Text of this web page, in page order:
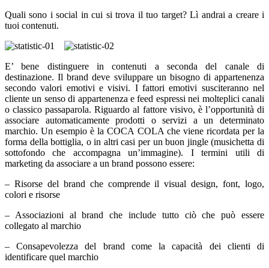
Quali sono i social in cui si trova il tuo target? Lì andrai a creare i
tuoi contenuti.
E’ bene distinguere in contenuti a seconda del canale di
destinazione. Il brand deve sviluppare un bisogno di appartenenza
secondo valori emotivi e visivi. I fattori emotivi susciteranno nel
cliente un senso di appartenenza e feed espressi nei molteplici canali
o classico passaparola. Riguardo al fattore visivo, è l’opportunità di
associare automaticamente prodotti o servizi a un determinato
marchio. Un esempio è la COCA COLA che viene ricordata per la
forma della bottiglia, o in altri casi per un buon jingle (musichetta di
sottofondo che accompagna un’immagine). I termini utili di
marketing da associare a un brand possono essere:
– Risorse del brand che comprende il visual design, font, logo,
colori e risorse
– Associazioni al brand che include tutto ciò che può essere
collegato al marchio
– Consapevolezza del brand come la capacità dei clienti di
identificare quel marchio